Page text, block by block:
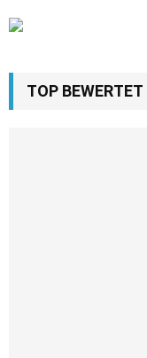
TOP BEWERTET